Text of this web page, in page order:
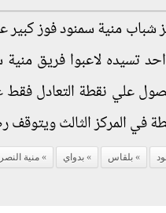
شباب منية سمنود فوز
تسيده لاعبوا فريق منية
علي نقطة التعادل
بلقاس بدواي منية النصر